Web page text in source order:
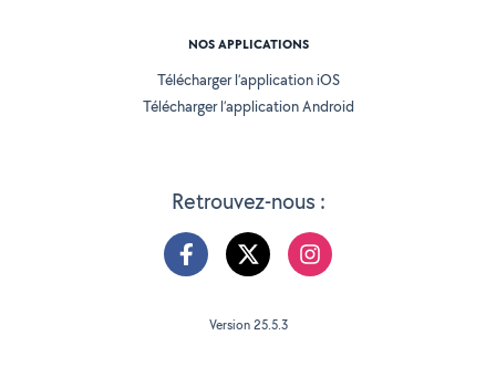
Retrouvez-nous :
NOS APPLICATIONS
Télécharger l’application iOS
Télécharger l’application Android
Version 25.5.3